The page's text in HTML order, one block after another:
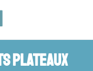
PLATEAUX